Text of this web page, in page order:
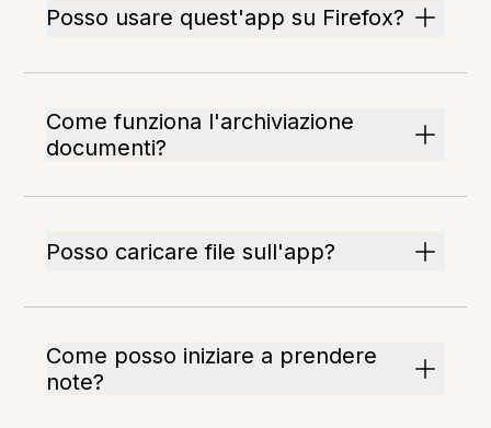
Posso usare quest'app su Firefox?
Come funziona l'archiviazione
documenti?
Posso caricare file sull'app?
Come posso iniziare a prendere
note?